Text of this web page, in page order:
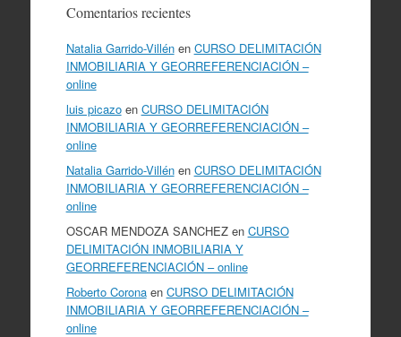
Comentarios recientes
Natalia Garrido-Villénen CURSO DELIMITACIÓN
INMOBILIARIA Y GEORREFERENCIACIÓN –
online
luis picazoen CURSO DELIMITACIÓN
INMOBILIARIA Y GEORREFERENCIACIÓN –
online
Natalia Garrido-Villénen CURSO DELIMITACIÓN
INMOBILIARIA Y GEORREFERENCIACIÓN –
online
OSCAR MENDOZA SANCHEZen CURSO
DELIMITACIÓN INMOBILIARIA Y
GEORREFERENCIACIÓN – online
Roberto Coronaen CURSO DELIMITACIÓN
INMOBILIARIA Y GEORREFERENCIACIÓN –
online